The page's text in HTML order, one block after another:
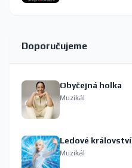
Doporučujeme
Obyčejná holka
Muzikál
Ledové království
Muzikál